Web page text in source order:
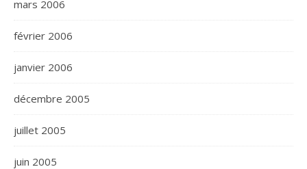
mars 2006
février 2006
janvier 2006
décembre 2005
juillet 2005
juin 2005